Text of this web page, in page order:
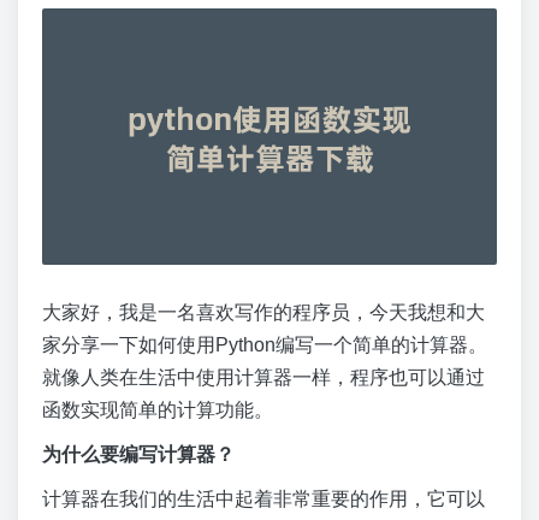
大家好，我是一名喜欢写作的程序员，今天我想和大
家分享一下如何使用Python编写一个简单的计算器。
就像人类在生活中使用计算器一样，程序也可以通过
函数实现简单的计算功能。
为什么要编写计算器？
计算器在我们的生活中起着非常重要的作用，它可以